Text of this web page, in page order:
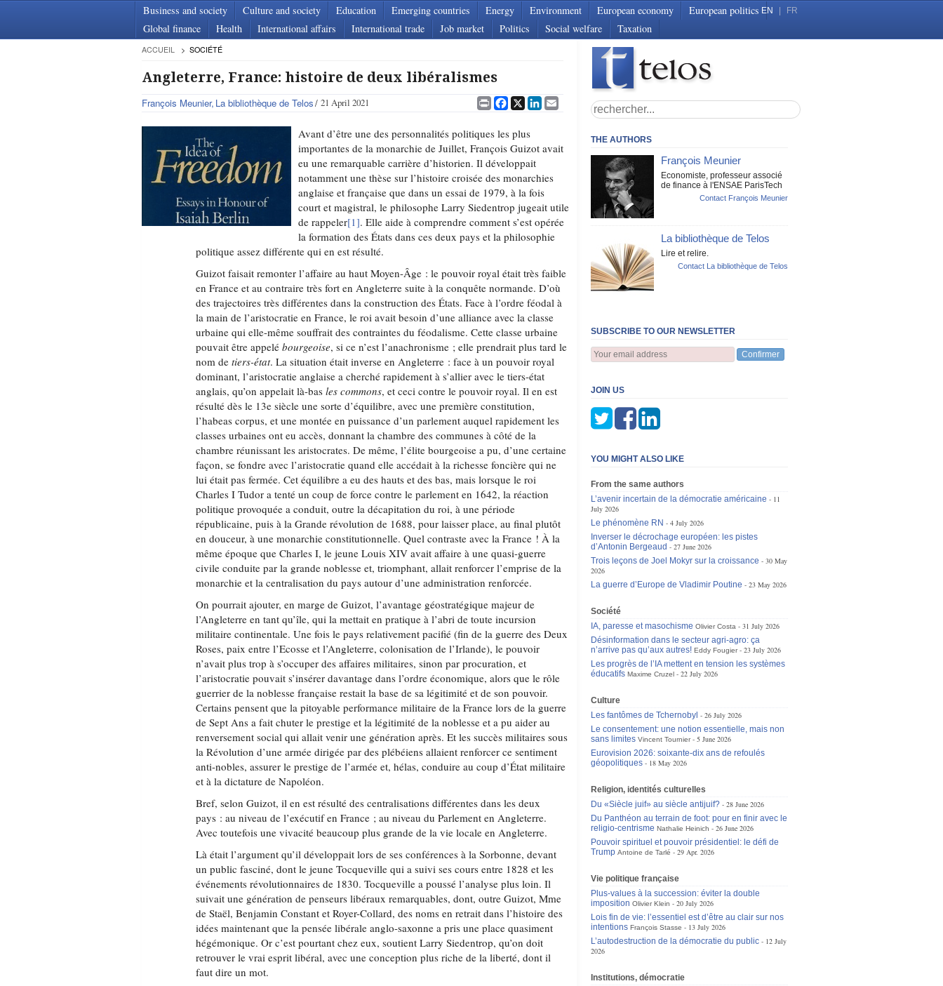
Business and society Culture and society Education Emerging countries Energy Environment European economy
European politics
Global finance
Health International affairs International trade Job market Politics Social welfare Taxation
EN FR
ACCUEIL SOCIÉTÉ
Angleterre, France: histoire de deux libéralismes
François Meunier La bibliothèque de Telos 21 April 2021 PrintFacebook
X LinkedIn
Email
Avant d’être une des personnalités politiques les plus
importantes de la monarchie de Juillet, François Guizot avait
eu une remarquable carrière d’historien. Il développait
notamment une thèse sur l’histoire croisée des monarchies
anglaise et française que dans un essai de 1979, à la fois
court et magistral, le philosophe Larry Siedentrop jugeait utile
de rappeler[1]. Elle aide à comprendre comment s’est opérée
la formation des États dans ces deux pays et la philosophie
politique assez différente qui en est résulté.
Guizot faisait remonter l’affaire au haut Moyen-Âge : le pouvoir royal était très faible
en France et au contraire très fort en Angleterre suite à la conquête normande. D’où
des trajectoires très différentes dans la construction des États. Face à l’ordre féodal à
la main de l’aristocratie en France, le roi avait besoin d’une alliance avec la classe
urbaine qui elle-même souffrait des contraintes du féodalisme. Cette classe urbaine
pouvait être appelébourgeoise, si ce n’est l’anachronisme ; elle prendrait plus tard le
nom detiers-état. La situation était inverse en Angleterre : face à un pouvoir royal
dominant, l’aristocratie anglaise a cherché rapidement à s’allier avec le tiers-état
anglais, qu’on appelait là-basles commons, et ceci contre le pouvoir royal. Il en est
résulté dès le 13e siècle une sorte d’équilibre, avec une première constitution,
l’habeas corpus, et une montée en puissance d’un parlement auquel rapidement les
classes urbaines ont eu accès, donnant la chambre des communes à côté de la
chambre réunissant les aristocrates. De même, l’élite bourgeoise a pu, d’une certaine
façon, se fondre avec l’aristocratie quand elle accédait à la richesse foncière qui ne
lui était pas fermée. Cet équilibre a eu des hauts et des bas, mais lorsque le roi
Charles I Tudor a tenté un coup de force contre le parlement en 1642, la réaction
politique provoquée a conduit, outre la décapitation du roi, à une période
républicaine, puis à la Grande révolution de 1688, pour laisser place, au final plutôt
en douceur, à une monarchie constitutionnelle. Quel contraste avec la France ! À la
même époque que Charles I, le jeune Louis XIV avait affaire à une quasi-guerre
civile conduite par la grande noblesse et, triomphant, allait renforcer l’emprise de la
monarchie et la centralisation du pays autour d’une administration renforcée.
On pourrait ajouter, en marge de Guizot, l’avantage géostratégique majeur de
l’Angleterre en tant qu’île, qui la mettait en pratique à l’abri de toute incursion
militaire continentale. Une fois le pays relativement pacifié (fin de la guerre des Deux
Roses, paix entre l’Ecosse et l’Angleterre, colonisation de l’Irlande), le pouvoir
n’avait plus trop à s’occuper des affaires militaires, sinon par procuration, et
l’aristocratie pouvait s’insérer davantage dans l’ordre économique, alors que le rôle
guerrier de la noblesse française restait la base de sa légitimité et de son pouvoir.
Certains pensent que la pitoyable performance militaire de la France lors de la guerre
de Sept Ans a fait chuter le prestige et la légitimité de la noblesse et a pu aider au
renversement social qui allait venir une génération après. Et les succès militaires sous
la Révolution d’une armée dirigée par des plébéiens allaient renforcer ce sentiment
anti-nobles, assurer le prestige de l’armée et, hélas, conduire au coup d’État militaire
et à la dictature de Napoléon.
Bref, selon Guizot, il en est résulté des centralisations différentes dans les deux
pays : au niveau de l’exécutif en France ; au niveau du Parlement en Angleterre.
Avec toutefois une vivacité beaucoup plus grande de la vie locale en Angleterre.
Là était l’argument qu’il développait lors de ses conférences à la Sorbonne, devant
un public fasciné, dont le jeune Tocqueville qui a suivi ses cours entre 1828 et les
événements révolutionnaires de 1830. Tocqueville a poussé l’analyse plus loin. Il
suivait une génération de penseurs libéraux remarquables, dont, outre Guizot, Mme
de Staël, Benjamin Constant et Royer-Collard, des noms en retrait dans l’histoire des
idées maintenant que la pensée libérale anglo-saxonne a pris une place quasiment
hégémonique. Or c’est pourtant chez eux, soutient Larry Siedentrop, qu’on doit
retrouver le vrai esprit libéral, avec une conception plus riche de la liberté, dont il
faut dire un mot.
THE AUTHORS
François Meunier
Economiste, professeur associé
de finance à l'ENSAE ParisTech
Contact François Meunier
La bibliothèque de Telos
Lire et relire.
Contact La bibliothèque de Telos
SUBSCRIBE TO OUR NEWSLETTER
Confirmer
JOIN US
YOU MIGHT ALSO LIKE
From the same authors
L’avenir incertain de la démocratie américaine
11
July 2026
Le phénomène RN
4 July 2026
Inverser le décrochage européen: les pistes
d’Antonin Bergeaud
27 June 2026
Trois leçons de Joel Mokyr sur la croissance
30 May
2026
La guerre d’Europe de Vladimir Poutine
23 May 2026
Société
IA, paresse et masochisme Olivier Costa
31 July 2026
Désinformation dans le secteur agri-agro: ça
n’arrive pas qu’aux autres! Eddy Fougier
23 July 2026
Les progrès de l’IA mettent en tension les systèmes
éducatifs Maxime Cruzel 22 July 2026
Culture
Les fantômes de Tchernobyl
26 July 2026
Le consentement: une notion essentielle, mais non
sans limites Vincent Tournier
5 June 2026
Eurovision 2026: soixante-dix ans de refoulés
géopolitiques
18 May 2026
Religion, identités culturelles
Du «Siècle juif» au siècle antijuif?
28 June 2026
Du Panthéon au terrain de foot: pour en finir avec le
religio-centrisme Nathalie Heinich
26 June 2026
Pouvoir spirituel et pouvoir présidentiel: le défi de
Trump Antoine de Tarlé 29 Apr. 2026
Vie politique française
Plus-values à la succession: éviter la double
imposition Olivier Klein
20 July 2026
Lois fin de vie: l’essentiel est d’être au clair sur nos
intentions François Stasse
13 July 2026
L’autodestruction de la démocratie du public
12 July
2026
Institutions, démocratie